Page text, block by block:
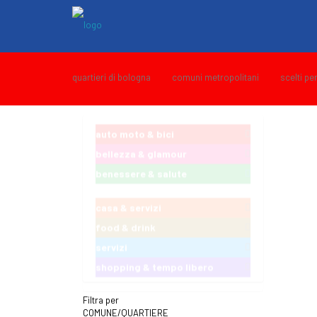
quartieri di bologna comuni metropolitani scelti
auto moto & bici
benessere & salute
casa & servizi
servizi
Filtra per
COMUNE/QUARTIERE